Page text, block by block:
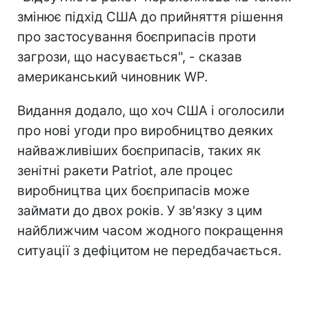
змінює підхід США до прийняття рішення
про застосування боєприпасів проти
загрози, що насувається", - сказав
американський чиновник WP.
Видання додало, що хоч США і оголосили
про нові угоди про виробництво деяких
найважливіших боєприпасів, таких як
зенітні ракети Patriot, але процес
виробництва цих боєприпасів може
займати до двох років. У зв'язку з цим
найближчим часом жодного покращення
ситуації з дефіцитом не передбачається.